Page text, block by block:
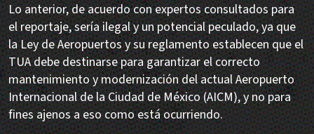
Lo anterior, de acuerdo con expertos consultados para
el reportaje, sería ilegal y un potencial peculado, ya que
la Ley de Aeropuertos y su reglamento establecen que el
TUA debe destinarse para garantizar el correcto
mantenimiento y modernización del actual Aeropuerto
Internacional de la Ciudad de México (AICM), y no para
fines ajenos a eso como está ocurriendo.